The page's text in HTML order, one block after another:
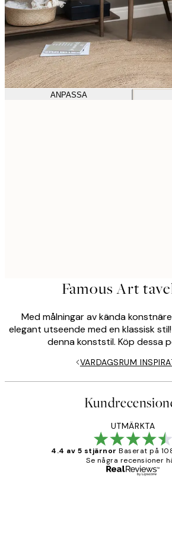
ANPASSA
Famous Art
Med målningar av kända
elegant utseende med en klassisk
denna konststil. Köp dessa
VARDAGSRUM
UTMÄRKTA
4.4 av 5 stjärnor Baserat på
Se några recensioner